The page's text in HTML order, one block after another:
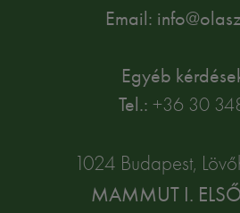
Email:
Egyéb
Tel.: +36 30
1024 Budapest,
MAMMUT I.